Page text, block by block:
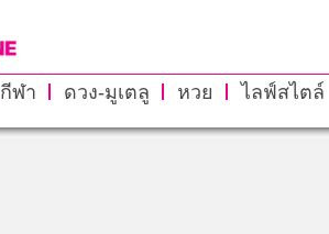
กีฬา ดวง-มูเตลู หวย ไลฟ์สไตล์